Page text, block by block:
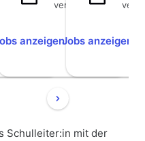
anzeigen
verfügbar
Jobs anzeigen
Schulleiter:in mit der